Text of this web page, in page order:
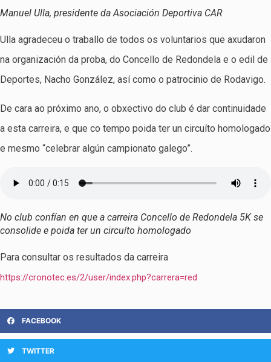
Manuel Ulla, presidente da Asociación Deportiva CAR
Ulla agradeceu o traballo de todos os voluntarios que axudaron
na organización da proba, do Concello de Redondela e o edil de
Deportes, Nacho González, así como o patrocinio de Rodavigo.
De cara ao próximo ano, o obxectivo do club é dar continuidade
a esta carreira, e que co tempo poida ter un circuíto homologado
e mesmo “celebrar algún campionato galego”.
No club confían en que a carreira Concello de Redondela 5K se
consolide e poida ter un circuíto homologado
Para consultar os resultados da carreira
https://cronotec.es/2/user/index.php?carrera=red
FACEBOOK
TWITTER